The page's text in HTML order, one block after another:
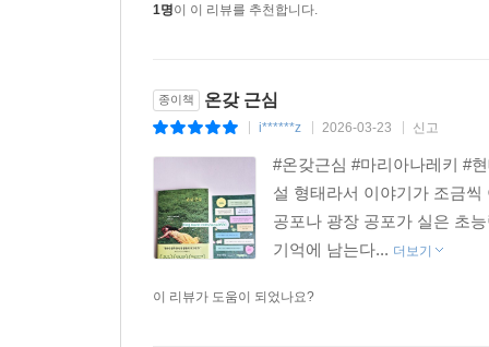
사촌의 진료실, 갑자기 사라진 우편함 앞에서 어
1명이 이 리뷰를 추천합니다.
종이책 온갖 근심
i******z 2026-03-23 신고
#온갖근심 #마리아나레키 #
설 형태라서 이야기가 조금
공포나 광장 공포가 실은 초
기억에 남는다... 더보기
이 리뷰가 도움이 되었나요?